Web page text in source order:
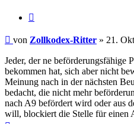
Beitrag
von Zollkodex-Ritter » 21.
Jeder, der ne beförderungsfähige
bekommen hat, sich aber nicht
Meinung nach in der nächsten
bedacht, die nicht mehr
nach A9 befördert wird oder aus
will, blockiert die Stelle für einen